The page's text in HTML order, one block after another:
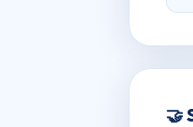
🤝